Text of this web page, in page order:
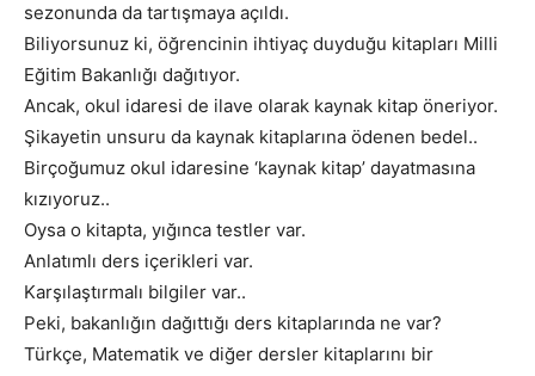
sezonunda da tartışmaya açıldı.
Biliyorsunuz ki, öğrencinin ihtiyaç duyduğu kitapları Milli
Eğitim Bakanlığı dağıtıyor.
Ancak, okul idaresi de ilave olarak kaynak kitap öneriyor.
Şikayetin unsuru da kaynak kitaplarına ödenen bedel..
Birçoğumuz okul idaresine ‘kaynak kitap’ dayatmasına
kızıyoruz..
Oysa o kitapta, yığınca testler var.
Anlatımlı ders içerikleri var.
Karşılaştırmalı bilgiler var..
Peki, bakanlığın dağıttığı ders kitaplarında ne var?
Türkçe, Matematik ve diğer dersler kitaplarını bir